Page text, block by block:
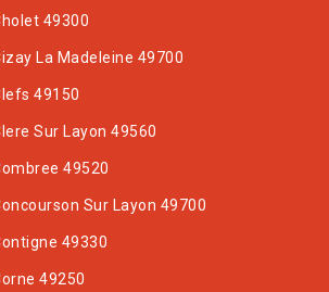
49300
La Madeleine 49700
49150
Sur Layon 49560
49520
Sur Layon 49700
49330
49250